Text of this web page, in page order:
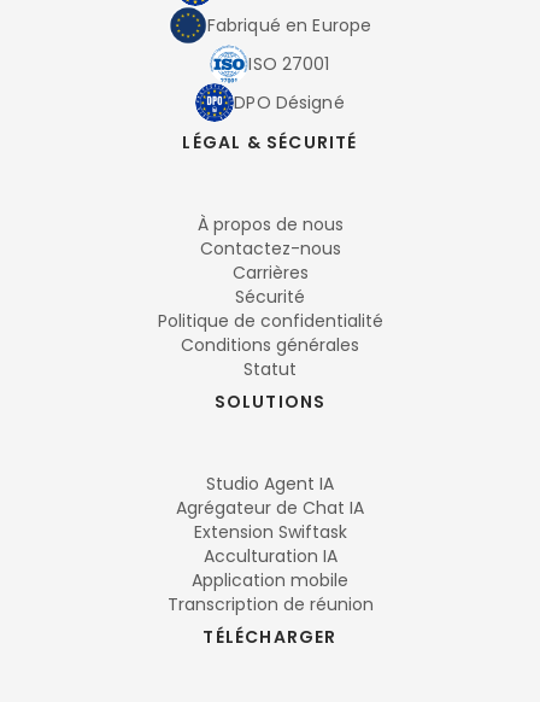
Fabriqué en Europe
ISO 27001
DPO Désigné
LÉGAL & SÉCURITÉ
À propos de nous
Contactez-nous
Carrières
Sécurité
Politique de confidentialité
Conditions générales
Statut
SOLUTIONS
Studio Agent IA
Agrégateur de Chat IA
Extension Swiftask
Acculturation IA
Application mobile
Transcription de réunion
TÉLÉCHARGER